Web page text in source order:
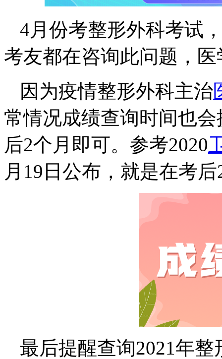
4月份考整形外科考试
考友都在咨询此问题，
因为疫情整形外科主治
常情况成绩查询时间也
后2个月即可。参考2020
月19日公布，就是在考
最后提醒查询2021年整